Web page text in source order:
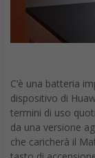
C’è una batteria
dispositivo di
termini di uso
da una versione
che caricherà il